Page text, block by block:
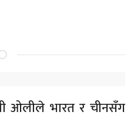
ओलीले भारत र चीनसँग